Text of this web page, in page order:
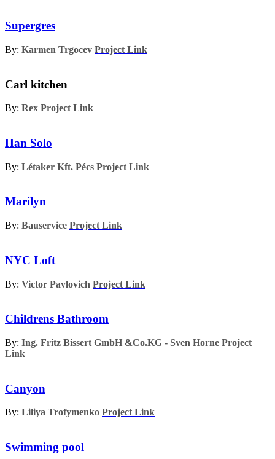
Supergres
By: Karmen Trgocev Project Link
Carl kitchen
By: Rex Project Link
Han Solo
By: Létaker Kft. Pécs Project Link
Marilyn
By: Bauservice Project Link
NYC Loft
By: Victor Pavlovich Project Link
Childrens Bathroom
By: Ing. Fritz Bissert GmbH &Co.KG - Sven Horne Project
Link
Canyon
By: Liliya Trofymenko Project Link
Swimming pool